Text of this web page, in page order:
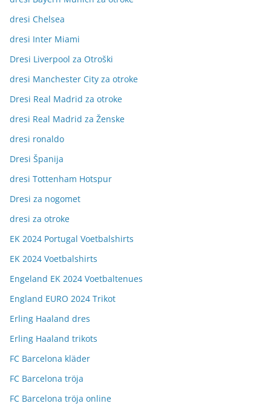
dresi Chelsea
dresi Inter Miami
Dresi Liverpool za Otroški
dresi Manchester City za otroke
Dresi Real Madrid za otroke
dresi Real Madrid za Ženske
dresi ronaldo
Dresi Španija
dresi Tottenham Hotspur
Dresi za nogomet
dresi za otroke
EK 2024 Portugal Voetbalshirts
EK 2024 Voetbalshirts
Engeland EK 2024 Voetbaltenues
England EURO 2024 Trikot
Erling Haaland dres
Erling Haaland trikots
FC Barcelona kläder
FC Barcelona tröja
FC Barcelona tröja online